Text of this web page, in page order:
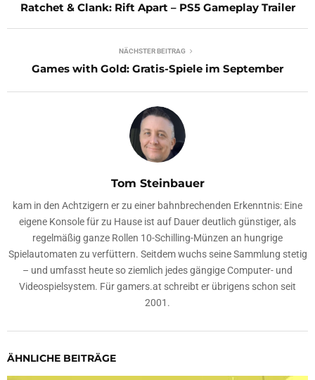
Ratchet & Clank: Rift Apart – PS5 Gameplay Trailer
NÄCHSTER BEITRAG
Games with Gold: Gratis-Spiele im September
Tom Steinbauer
kam in den Achtzigern er zu einer bahnbrechenden Erkenntnis: Eine
eigene Konsole für zu Hause ist auf Dauer deutlich günstiger, als
regelmäßig ganze Rollen 10-Schilling-Münzen an hungrige
Spielautomaten zu verfüttern. Seitdem wuchs seine Sammlung stetig
– und umfasst heute so ziemlich jedes gängige Computer- und
Videospielsystem. Für gamers.at schreibt er übrigens schon seit
2001.
ÄHNLICHE BEITRÄGE